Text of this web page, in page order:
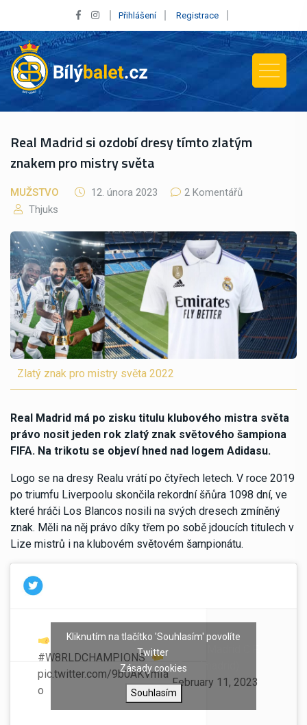
Přihlášení Registrace
Real Madrid si ozdobí dresy tímto zlatým
znakem pro mistry světa
MUŽSTVO 12. února 2023
2 Komentářů
Thjuks
Zlatý znak pro mistry světa 2022
Real Madrid má po zisku titulu klubového mistra světa
právo nosit jeden rok zlatý znak světového šampiona
FIFA. Na trikotu se objeví hned nad logem Adidasu.
Logo se na dresy Realu vrátí po čtyřech letech. V roce 2019
po triumfu Liverpoolu skončila rekordní šňůra 1098 dní, ve
které hráči Los Blancos nosili na svých dresech zmíněný
znak. Měli na něj právo díky třem po sobě jdoucích titulech v
Lize mistrů i na klubovém světovém šampionátu.
¡VUESTROS
#W8RLDCHAMPIONS!
pic.twitter.com/9b0AKVmIa
o
(@realmadrid)
February 11, 2023
Kliknutím na tlačítko 'Souhlasím' povolíte
Twitter
Zásady cookies
Souhlasím